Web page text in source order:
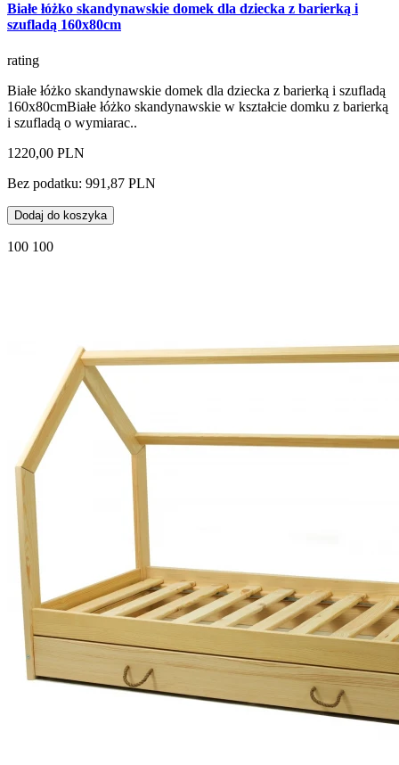
Białe łóżko skandynawskie domek dla dziecka z barierką i
szufladą 160x80cm
rating
Białe łóżko skandynawskie domek dla dziecka z barierką i szufladą
160x80cmBiałe łóżko skandynawskie w kształcie domku z barierką
i szufladą o wymiarac..
1220,00 PLN
Bez podatku: 991,87 PLN
Dodaj do koszyka
100 100